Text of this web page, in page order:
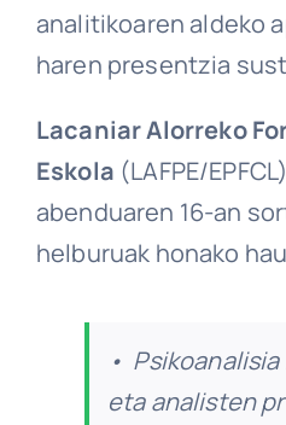
analitikoaren aldeko
haren presentzia
Lacaniar Alorreko
Eskola (LAFPE/
abenduaren 16-an
helburuak honako
•
eta analisten